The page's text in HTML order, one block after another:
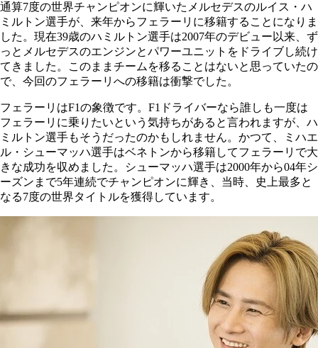
通算7度の世界チャンピオンに輝いたメルセデスのルイス・ハ
ミルトン選手が、来年からフェラーリに移籍することになりま
した。現在39歳のハミルトン選手は2007年のデビュー以来、ず
っとメルセデスのエンジンとパワーユニットをドライブし続け
てきました。このままチームを移ることはないと思っていたの
で、今回のフェラーリへの移籍は衝撃でした。
フェラーリはF1の象徴です。F1ドライバーなら誰しも一度は
フェラーリに乗りたいという気持ちがあると言われますが、ハ
ミルトン選手もそうだったのかもしれません。かつて、ミハエ
ル・シューマッハ選手はベネトンから移籍してフェラーリで大
きな成功を収めました。シューマッハ選手は2000年から04年シ
ーズンまで5年連続でチャンピオンに輝き、当時、史上最多と
なる7度の世界タイトルを獲得しています。